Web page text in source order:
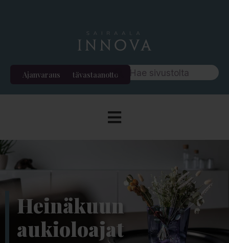
Etävastaanotto
Ajanvaraus
Heinäkuun
aukioloajat